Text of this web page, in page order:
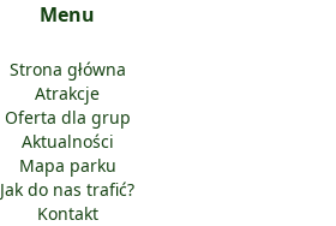
Menu
Strona główna
Atrakcje
Oferta dla grup
Aktualności
Mapa parku
Jak do nas trafić?
Kontakt